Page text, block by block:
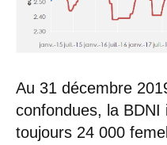
Au 31 décembre
confondues, la BDNI
toujours 24 000